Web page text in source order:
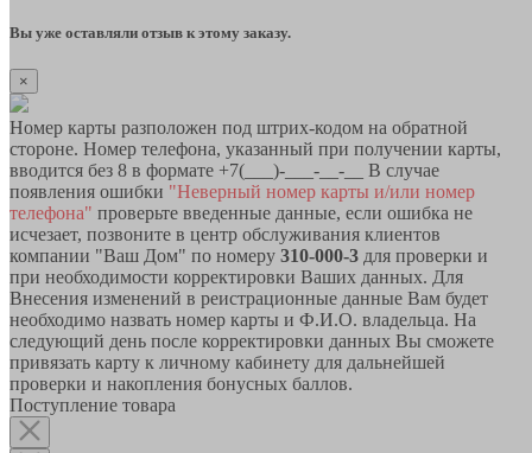
Вы уже оставляли отзыв к этому заказу.
×
Номер карты разположен под штрих-кодом на обратной
стороне. Номер телефона, указанный при получении карты,
вводится без 8 в формате +7(___)-___-__-__ В случае
появления ошибки "Неверный номер карты и/или номер
телефона" проверьте введенные данные, если ошибка не
исчезает, позвоните в центр обслуживания клиентов
компании "Ваш Дом" по номеру 310-000-3 для проверки и
при необходимости корректировки Ваших данных. Для
Внесения изменений в реистрационные данные Вам будет
необходимо назвать номер карты и Ф.И.О. владельца. На
следующий день после корректировки данных Вы сможете
привязать карту к личному кабинету для дальнейшей
проверки и накопления бонусных баллов.
Поступление товара